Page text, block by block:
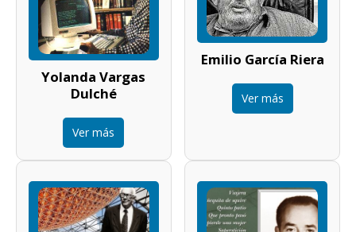
Yolanda Vargas
Dulché
Ver más
Emilio García Riera
Ver más